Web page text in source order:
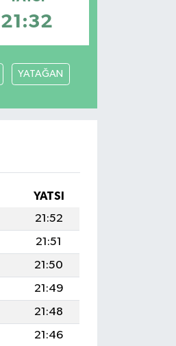
21:32
YATAĞAN
YATSI
21:52
21:51
21:50
21:49
21:48
21:46